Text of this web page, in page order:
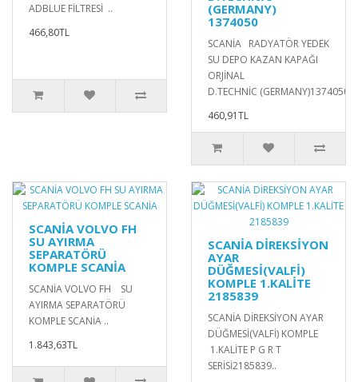
ADBLUE FİLTRESİ ..
466,80TL
(GERMANY)
1374050
SCANİA RADYATÖR YEDEK
SU DEPO KAZAN KAPAĞI
ORJİNAL
D.TECHNİC (GERMANY)1374050..
460,91TL
SCANİA VOLVO FH
SU AYIRMA
SEPARATÖRÜ
KOMPLE SCANİA
SCANİA VOLVO FH SU
AYIRMA SEPARATÖRÜ
KOMPLE SCANİA ..
1.843,63TL
SCANİA DİREKSİYON
AYAR
DÜĞMESİ(VALFİ)
KOMPLE 1.KALİTE
2185839
SCANİA DİREKSİYON AYAR
DÜĞMESİ(VALFİ) KOMPLE
1.KALİTE P G R T
SERİSİ2185839..